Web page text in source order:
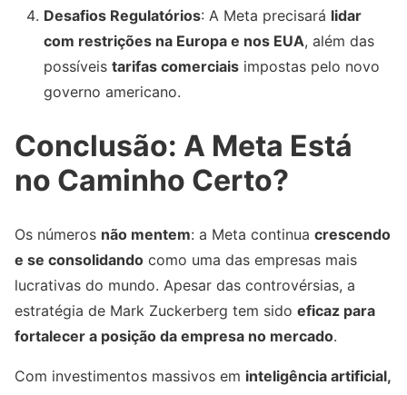
Desafios Regulatórios: A Meta precisará lidar
com restrições na Europa e nos EUA, além das
possíveis tarifas comerciais impostas pelo novo
governo americano.
Conclusão: A Meta Está
no Caminho Certo?
Os números não mentem: a Meta continua crescendo
e se consolidando como uma das empresas mais
lucrativas do mundo. Apesar das controvérsias, a
estratégia de Mark Zuckerberg tem sido eficaz para
fortalecer a posição da empresa no mercado.
Com investimentos massivos em inteligência artificial,